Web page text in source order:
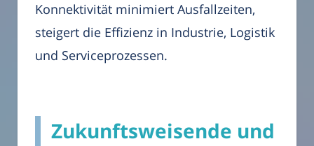
Konnektivität minimiert Ausfallzeiten,
steigert die Effizienz in Industrie, Logistik
und Serviceprozessen.
Zukunftsweisende und